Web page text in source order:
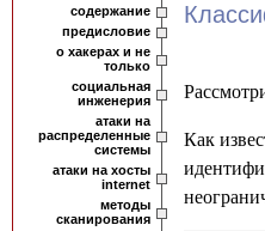
содержание
предисловие
о хакерах и не
только
социальная
инженерия
атаки на
распределенные
системы
атаки на хосты
internet
методы
сканирования
Как